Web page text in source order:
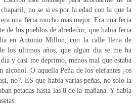
no se si es por la edad con la que la
una feria mucho mas mejor. Era una feria
de los pueblos de alrededor, que habia feria
en Antonio Millon, con la calle llena de
los ultimos años, que algun dia se me ha
y casi me deprimo, menos mal que estaba
alcohol. O aquella Peña de los elefantes ¿os
no?. ES que habia varias peñas, no solo la
petadas hasta las 8 de la mañana. Y habia